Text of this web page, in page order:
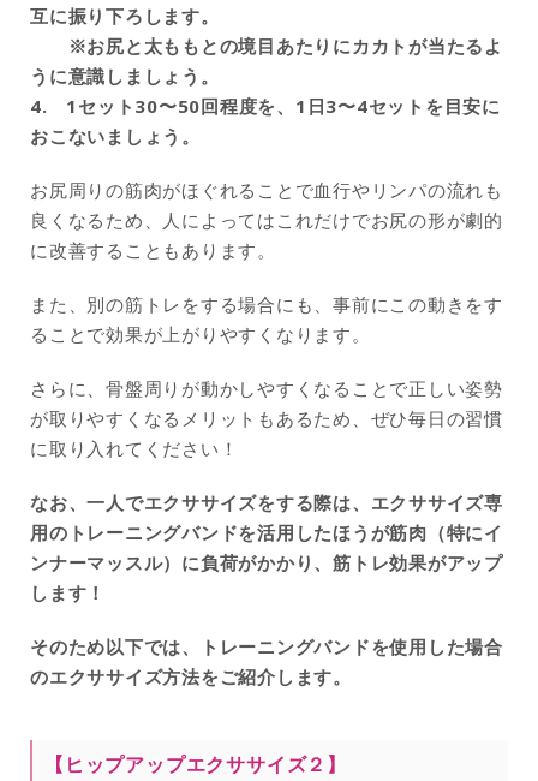
互に振り下ろします。
※お尻と太ももとの境目あたりにカカトが当たるよ
うに意識しましょう。
4.
1 セット 30〜50回程度を、 1 日3〜4セットを目安に
おこないましょう。
お尻周りの筋肉がほぐれることで血行やリンパの流れも
良くなるため、人によってはこれだけでお尻の形が劇的
に改善することもあります。
また、別の筋トレをする場合にも、事前にこの動きをす
ることで効果が上がりやすくなります。
さらに、骨盤周りが動かしやすくなることで正しい姿勢
が取りやすくなるメリットもあるため、ぜひ毎日の習慣
に取り入れてください！
なお、一人でエクササイズをする際は、エクササイズ専
用のトレーニングバンドを活用したほうが筋肉（特にイ
ンナーマッスル）に負荷がかかり、筋トレ効果がアップ
します！
そのため以下では、トレーニングバンドを使用した場合
のエクササイズ方法をご紹介します。
【ヒップアップエクササイズ２】